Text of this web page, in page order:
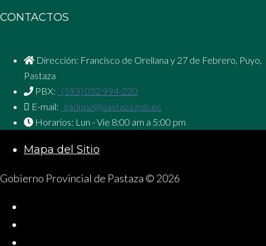
entradas
CONTACTOS
Dirección: Francisco de Orellana y 27 de Febrero, Puyo,
Pastaza
PBX: (593) 032 994-220
E-mail: gadppz@pastaza.gob.ec
Horarios: Lun - Vie 8:00 am a 5:00 pm
Mapa del Sitio
Gobierno Provincial de Pastaza © 2026